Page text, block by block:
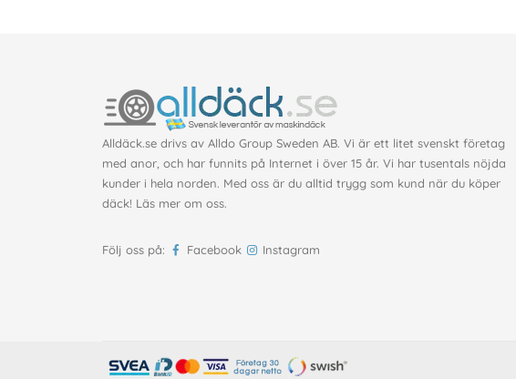
Alldäck.se drivs av Alldo Group Sweden AB. Vi är ett litet svenskt företag
med anor, och har funnits på Internet i över 15 år. Vi har tusentals nöjda
kunder i hela norden. Med oss är du alltid trygg som kund när du köper
däck! Läs mer om oss.
Följ oss på: Facebook Instagram